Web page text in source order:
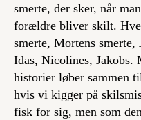
smerte, der sker, når
forældre bliver skilt.
smerte, Mortens
Idas, Nicolines, Jakobs.
historier løber sammen
hvis vi kigger på
fisk for sig, men som